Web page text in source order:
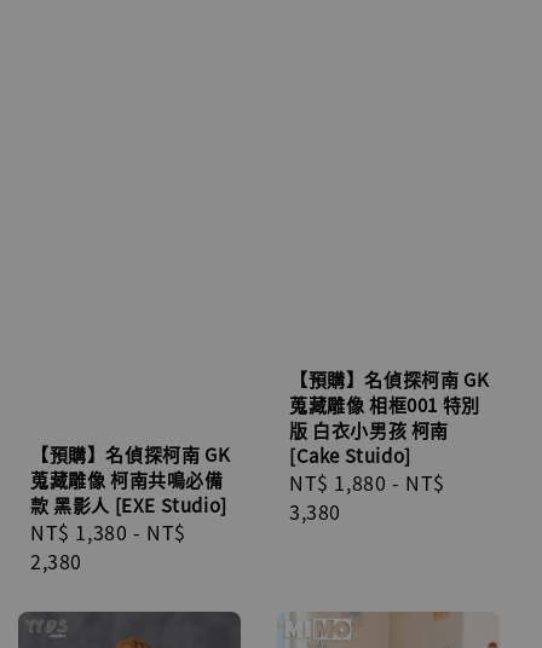
【預購】名偵探柯南 GK
蒐藏雕像 柯南共鳴必備
款 黑影人 [EXE Studio]
Regular
price
NT$ 1,380 - NT$
2,380
【預購】名偵探柯南 GK
蒐藏雕像 相框001 特別
版 白衣小男孩 柯南
[Cake Stuido]
Regular
price
NT$ 1,880 - NT$
3,380